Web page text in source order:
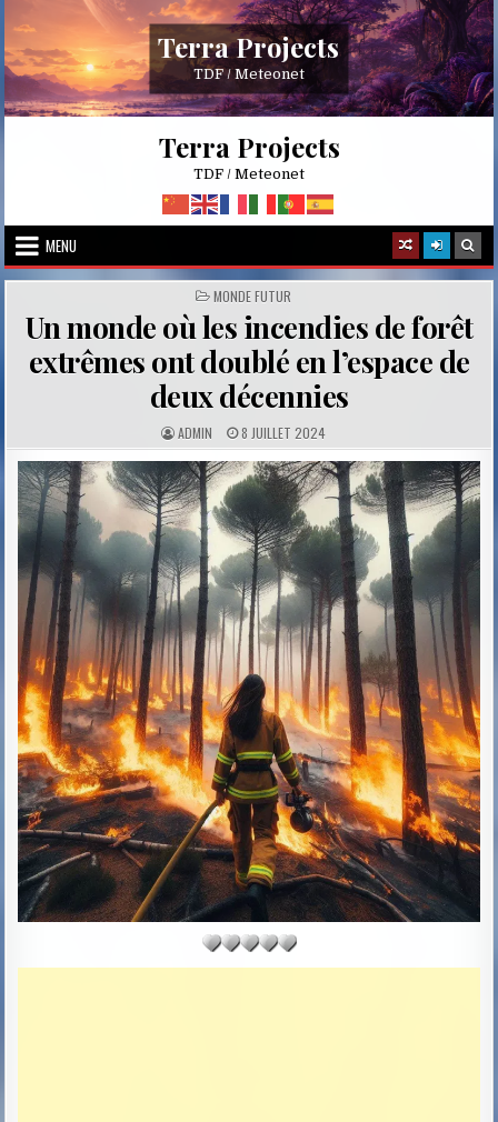
content
Terra Projects
TDF / Meteonet
Terra Projects
TDF / Meteonet
MENU
POSTED
IN
MONDE FUTUR
Un monde où les incendies de forêt
extrêmes ont doublé en l’espace de
deux décennies
A
U
T
H
O
R
:
ADMIN P
U
B
L
I
S
E
D
D
A
T
E
:
8 JUILLET 2024